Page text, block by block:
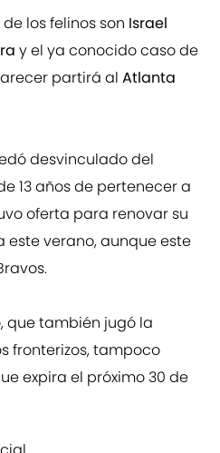
los felinos son Israel
y el ya conocido caso de
partirá al Atlanta
desvinculado del
13 años de pertenecer a
oferta para renovar su
verano, aunque este
que también jugó la
fronterizos, tampoco
expira el próximo 30 de